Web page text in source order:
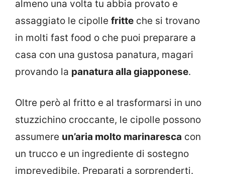
almeno una volta tu abbia provato e
assaggiato le cipolle fritte che si trovano
in molti fast food o che puoi preparare a
casa con una gustosa panatura, magari
provando la panatura alla giapponese.
Oltre però al fritto e al trasformarsi in uno
stuzzichino croccante, le cipolle possono
assumere un’aria molto marinaresca con
un trucco e un ingrediente di sostegno
imprevedibile. Preparati a sorprenderti.